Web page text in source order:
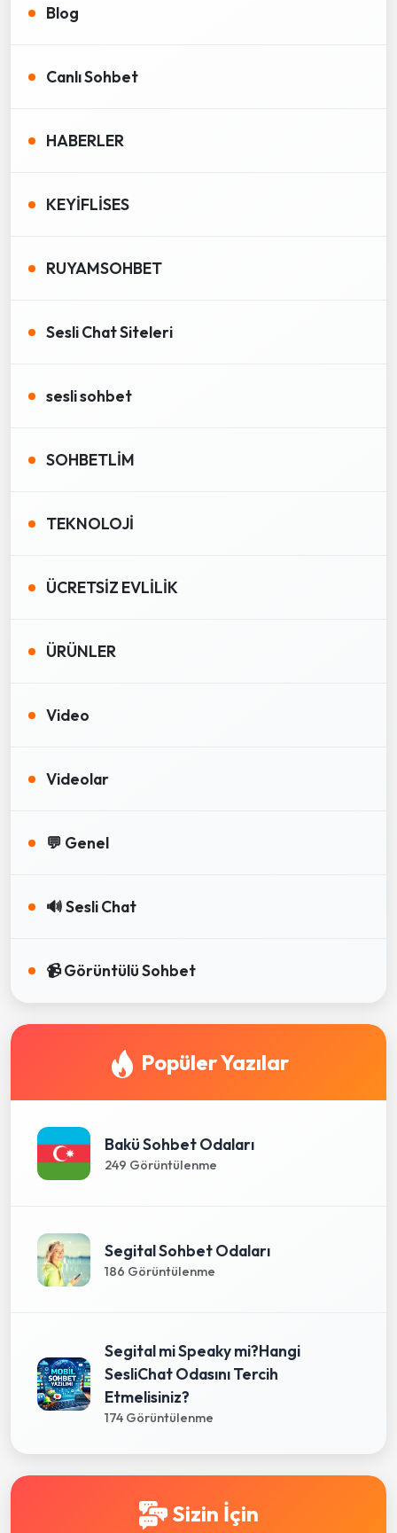
Blog
Canlı Sohbet
HABERLER
KEYİFLİSES
RUYAMSOHBET
Sesli Chat Siteleri
sesli sohbet
SOHBETLİM
TEKNOLOJİ
ÜCRETSİZ EVLİLİK
ÜRÜNLER
Video
Videolar
💬 Genel
🔊 Sesli Chat
📹 Görüntülü Sohbet
Popüler Yazılar
Bakü Sohbet Odaları
249 Görüntülenme
Segital Sohbet Odaları
186 Görüntülenme
Segital mi Speaky mi?Hangi
SesliChat Odasını Tercih
Etmelisiniz?
174 Görüntülenme
Sizin İçin